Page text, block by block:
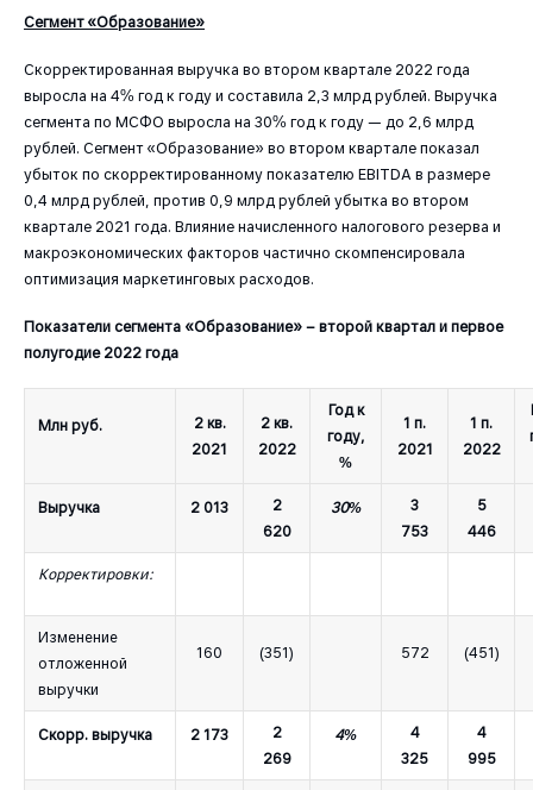
Cегмент «Образование»
Скорректированная выручка во втором квартале 2022 года
выросла на 4% год к году и составила 2,3 млрд рублей. Выручка
сегмента по МСФО выросла на 30% год к году — до 2,6 млрд
рублей. Сегмент «Образование» во втором квартале показал
убыток по скорректированному показателю EBITDA в размере
0,4 млрд рублей, против 0,9 млрд рублей убытка во втором
квартале 2021 года. Влияние начисленного налогового резерва и
макроэкономических факторов частично скомпенсировала
оптимизация маркетинговых расходов.
Показатели сегмента «Образование» – второй квартал и первое
полугодие 2022 года
Млн руб.
2 кв.
2021
2 кв.
2022
Год к
году,
%
1 п.
2021
1 п.
2022
Выручка 2 013
2
620
30%
3
753
5
446
Корректировки:
Изменение
отложенной
выручки
160 (351) 572 (451)
Скорр. выручка 2 173
2
269
4%
4
325
4
995